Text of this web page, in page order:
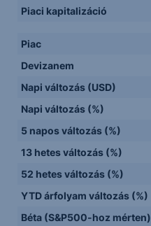
Piaci kapitalizáció
Piac
Devizanem
Napi változás (USD)
Napi változás (%)
5 napos változás (%)
13 hetes változás (%)
52 hetes változás (%)
YTD árfolyam változás (%)
Béta (S&P500-hoz mérten)